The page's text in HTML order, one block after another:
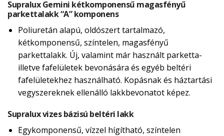
Supralux Gemini kétkomponensű magasfényű
parkettalakk “A” komponens
Poliuretán alapú, oldószert tartalmazó,
kétkomponensű, színtelen, magasfényű
parkettalakk. Új, valamint már használt parketta-
illetve fafelületek bevonására és egyéb beltéri
fafelületekhez használható. Kopásnak és háztartási
vegyszereknek ellenálló lakkbevonatot képez.
Supralux vizes bázisú beltéri lakk
Egykomponensű, vízzel hígítható, színtelen